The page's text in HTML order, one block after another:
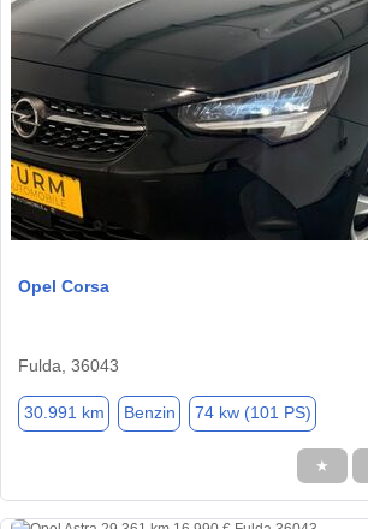
Opel Corsa
Fulda, 36043
30.991 km Benzin 74 kw (101 PS)
★